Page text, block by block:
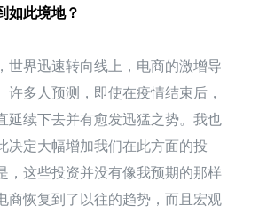
如此境地？
世界迅速转向线上，电商的激增导
许多人预测，即使在疫情结束后，
延续下去并有愈发迅猛之势。我也
决定大幅增加我们在此方面的投
，这些投资并没有像我预期的那样
商恢复到了以往的趋势，而且宏观